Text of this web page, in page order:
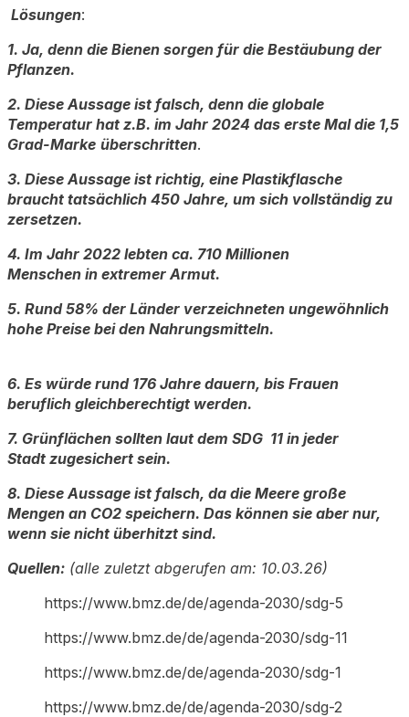
Lösungen:
1. Ja, denn die Bienen sorgen für die Bestäubung der
Pflanzen.
2. Diese Aussage ist falsch, denn die globale
Temperatur hat z.B. im Jahr 2024 das erste Mal die 1,5
Grad-Marke überschritten.
3. Diese Aussage ist richtig, eine Plastikflasche
braucht tatsächlich 450 Jahre, um sich vollständig zu
zersetzen.
4. Im Jahr 2022 lebten ca. 710 Millionen
Menschen in extremer Armut.
5. Rund 58% der Länder verzeichneten ungewöhnlich
hohe Preise bei den Nahrungsmitteln.
6. Es würde rund 176 Jahre dauern, bis Frauen
beruflich gleichberechtigt werden.
7. Grünflächen sollten laut dem SDG 11 in jeder
Stadt zugesichert sein.
8. Diese Aussage ist falsch, da die Meere große
Mengen an CO2 speichern. Das können sie aber nur,
wenn sie nicht überhitzt sind.
Quellen: (alle zuletzt abgerufen am: 10.03.26)
https://www.bmz.de/de/agenda-2030/sdg-5
https://www.bmz.de/de/agenda-2030/sdg-11
https://www.bmz.de/de/agenda-2030/sdg-1
https://www.bmz.de/de/agenda-2030/sdg-2